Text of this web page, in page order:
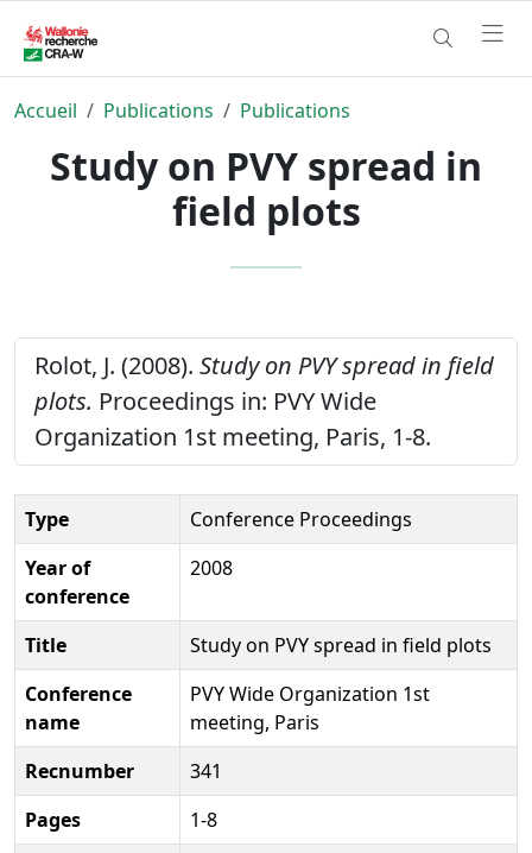
Accueil Publications Publications
Study on PVY spread in
field plots
Rolot, J. (2008). Study on PVY spread in field
plots. Proceedings in: PVY Wide
Organization 1st meeting, Paris, 1-8.
Type
Conference Proceedings
Year of
conference
2008
Title
Study on PVY spread in field plots
Conference
name
PVY Wide Organization 1st
meeting, Paris
Recnumber
341
Pages
1-8